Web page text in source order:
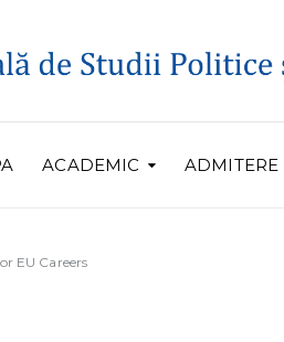
ACADEMIC ADMITERE
EU Careers